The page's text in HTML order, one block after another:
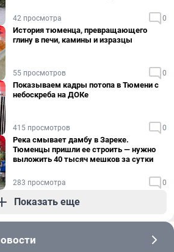
42 просмотра 0
История тюменца, превращающего
глину в печи, камины и изразцы
55 просмотров 0
Показываем кадры потопа в Тюмени с
небоскреба на ДОКе
415 просмотров 0
Река смывает дамбу в Зареке.
Тюменцы пришли ее строить — нужно
выложить 40 тысяч мешков за сутки
283 просмотра 0
Показать еще